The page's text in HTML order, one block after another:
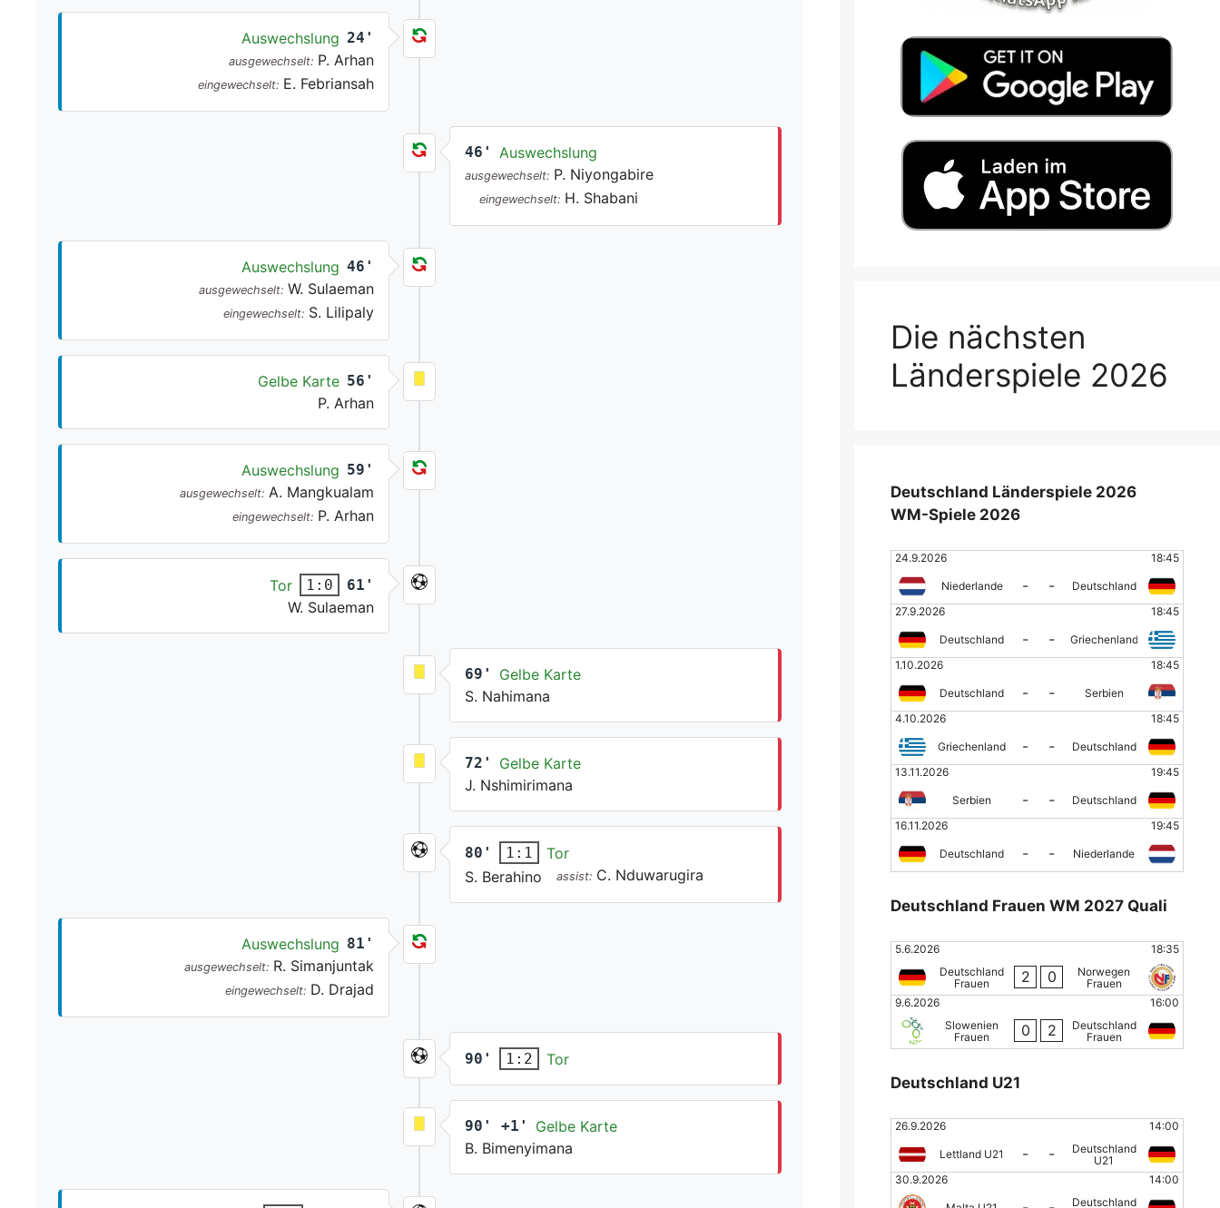
Auswechslung 24'
ausgewechselt: P. Arhan
eingewechselt: E. Febriansah
46' Auswechslung
ausgewechselt: P. Niyongabire
eingewechselt: H. Shabani
Auswechslung 46'
ausgewechselt: W. Sulaeman
eingewechselt: S. Lilipaly
Gelbe Karte 56'
P. Arhan
Auswechslung 59'
ausgewechselt: A. Mangkualam
eingewechselt: P. Arhan
Tor 1:0 61'
W. Sulaeman
69'
Gelbe Karte
S. Nahimana
72'
Gelbe Karte
J. Nshimirimana
80' 1:1
Tor
S. Berahino
assist: C. Nduwarugira
Auswechslung 81'
ausgewechselt: R. Simanjuntak
eingewechselt: D. Drajad
90' 1:2 Tor
90' +1'
Gelbe Karte
B. Bimenyimana
Die nächsten
Länderspiele 2026
Deutschland Länderspiele 2026
WM-Spiele 2026
24.9.2026 18:45
Niederlande - -
Deutschland
27.9.2026
18:45
Deutschland - -
Griechenland
1.10.2026
18:45
Deutschland - -
Serbien
4.10.2026
18:45
Griechenland - -
Deutschland
13.11.2026
19:45
Serbien - -
Deutschland
16.11.2026
19:45
Deutschland - - Niederlande
Deutschland Frauen WM 2027 Quali
5.6.2026
18:35
Deutschland
Frauen
2 0
Norwegen
Frauen
9.6.2026
16:00
Slowenien
Frauen
0 2
Deutschland
Frauen
Deutschland U21
26.9.2026 14:00
Lettland U21 - -
Deutschland
U21
30.9.2026
14:00
Deutschland